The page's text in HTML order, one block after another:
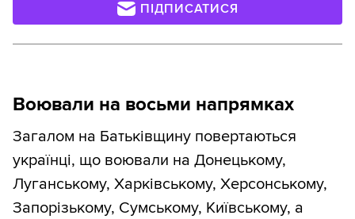
ПІДПИСАТИСЯ
Воювали на восьми напрямках
Загалом на Батьківщину повертаються
українці, що воювали на Донецькому,
Луганському, Харківському, Херсонському,
Запорізькому, Сумському, Київському, а